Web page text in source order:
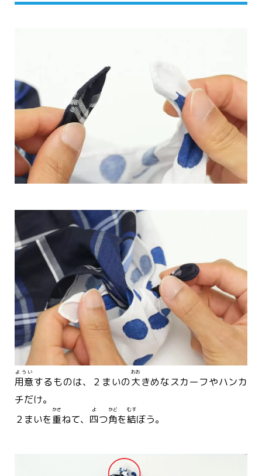
用意
ようい
するものは、２まいの大
おお
きめなスカーフやハンカ
チだけ。
２まいを重
かさ
ねて、 四
よ
つ角
かど
を結
むす
ぼう。